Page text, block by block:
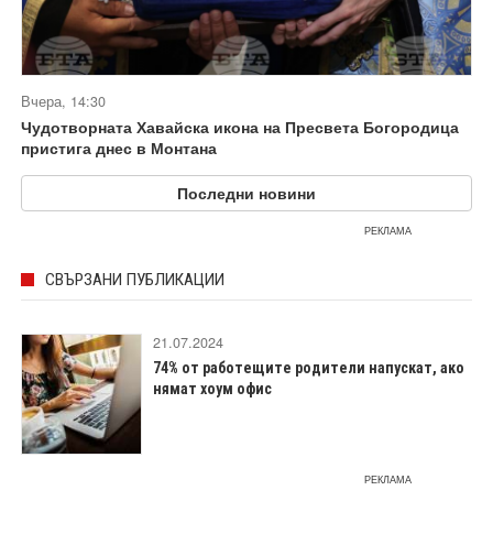
Вчера, 14:30
Чудотворната Хавайска икона на Пресвета Богородица
пристига днес в Монтана
Последни новини
РЕКЛАМА
СВЪРЗАНИ ПУБЛИКАЦИИ
21.07.2024
74% от работещите родители напускат, ако
нямат хоум офис
РЕКЛАМА